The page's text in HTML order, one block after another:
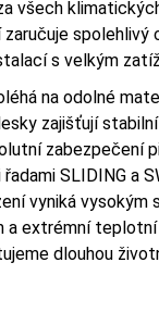
všech
spolehlivý
s velkým
na odolné
zajišťují
zabezpečení
SLIDING a
vyniká vysokým
a extrémní
dlouhou